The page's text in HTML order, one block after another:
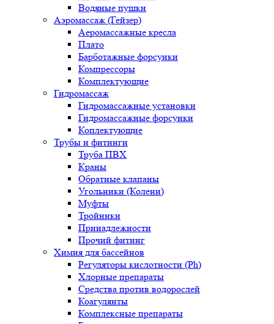
Водяные пушки
Аэромассаж (Гейзер)
Аеромассажные кресла
Плато
Барботажные форсунки
Компрессоры
Комплектующие
Гидромассаж
Гидромассажные установки
Гидромассажные форсунки
Коплектующие
Трубы и фитинги
Труба ПВХ
Краны
Обратные клапаны
Угольники (Колени)
Муфты
Тройники
Принадлежности
Прочий фитинг
Химия для бассейнов
Регуляторы кислотности (Ph)
Хлорные препараты
Средства против водорослей
Коагулянты
Комплексные препараты